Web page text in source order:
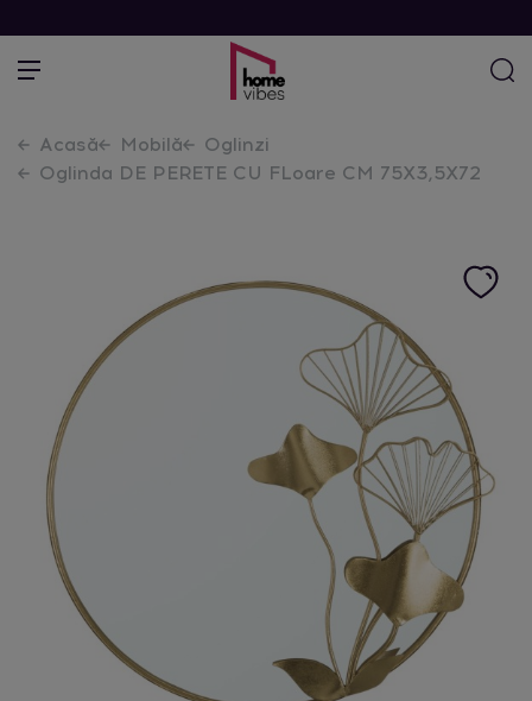
Acasă Mobilă
Oglinzi
Oglinda DE PERETE CU FLoare CM 75X3,5X72